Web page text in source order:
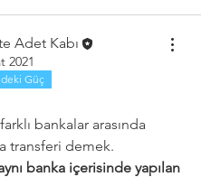
Adet Kabı
2021
Güç
bankalar arasında
transferi demek.
banka içerisinde yapılan